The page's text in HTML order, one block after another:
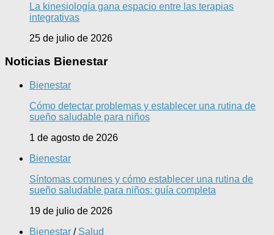
La kinesiología gana espacio entre las terapias
integrativas
25 de julio de 2026
Noticias Bienestar
Bienestar
Cómo detectar problemas y establecer una rutina de
sueño saludable para niños
1 de agosto de 2026
Bienestar
Síntomas comunes y cómo establecer una rutina de
sueño saludable para niños: guía completa
19 de julio de 2026
Bienestar / Salud